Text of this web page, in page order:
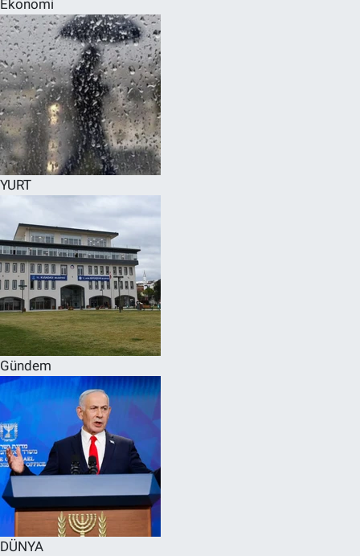
Ekonomi
YURT
Gündem
DÜNYA
SPOR
RESMİ İLANLAR